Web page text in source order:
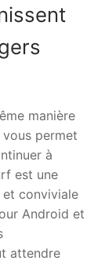
manière
vous permet
à
est une
conviviale
Android et
attendre